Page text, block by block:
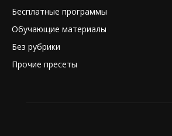
Бесплатные программы
Обучающие материалы
Без рубрики
Прочие пресеты